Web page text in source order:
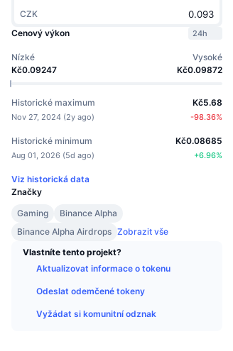
CZK
Cenový výkon
24h
Nízké
Kč0.09247
Vysoké
Kč0.09872
Historické maximum
Nov 27, 2024 (2y ago)
Kč5.68
-98.36%
Historické minimum
Aug 01, 2026 (5d ago)
Kč0.08685
+6.96%
Viz historická data
Značky
Gaming
Binance Alpha
Binance Alpha Airdrops Zobrazit vše
Vlastníte tento projekt?
Aktualizovat informace o tokenu
Odeslat odemčené tokeny
Vyžádat si komunitní odznak